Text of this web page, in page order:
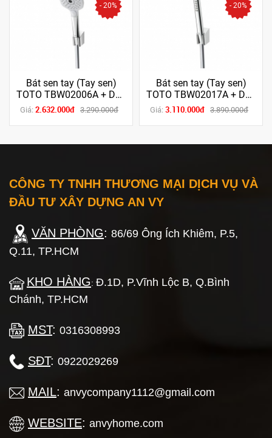
- 20%
Bát sen tay (Tay sen)
TOTO TBW02006A + Dây
sen
Giá: 2.632.000đ 3.290.000đ
- 20%
Bát sen tay (Tay sen)
TOTO TBW02017A + Dây
sen
Giá: 3.110.000đ 3.890.000đ
CÔNG TY TNHH THƯƠNG MẠI DỊCH VỤ VÀ
ĐẦU TƯ XÂY DỰNG AN VY
VĂN PHÒNG: 86/69 Ông Ích Khiêm, P.5,
Q.11, TP.HCM
KHO HÀNG: Đ.1D, P.Vĩnh Lộc B, Q.Bình
Chánh, TP.HCM
MST: 0316308993
SĐT: 0922029269
MAIL: anvycompany1112@gmail.com
WEBSITE: anvyhome.com